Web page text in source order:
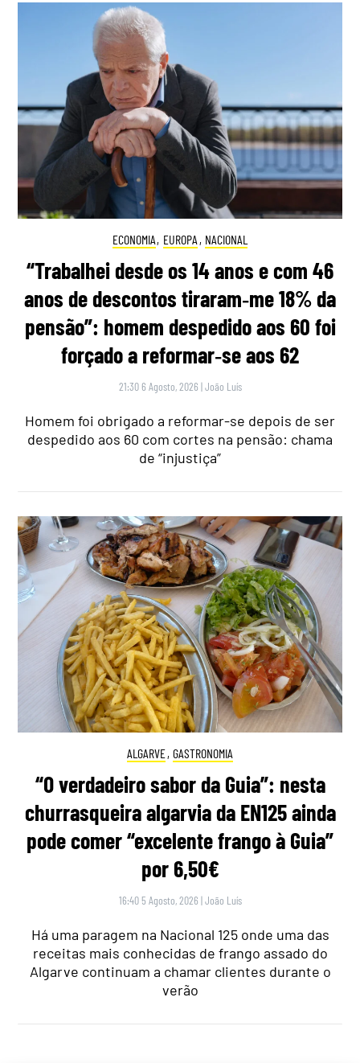
ECONOMIA, EUROPA , NACIONAL
“Trabalhei desde os 14 anos e com 46
anos de descontos tiraram‑me 18% da
pensão”: homem despedido aos 60 foi
forçado a reformar‑se aos 62
21:30 6 Agosto, 2026 |João Luís
Homem foi obrigado a reformar-se depois de ser
despedido aos 60 com cortes na pensão: chama
de “injustiça”
ALGARVE, GASTRONOMIA
“O verdadeiro sabor da Guia”: nesta
churrasqueira algarvia da EN125 ainda
pode comer “excelente frango à Guia”
por 6,50€
16:40 5 Agosto, 2026 |João Luís
Há uma paragem na Nacional 125 onde uma das
receitas mais conhecidas de frango assado do
Algarve continuam a chamar clientes durante o
verão